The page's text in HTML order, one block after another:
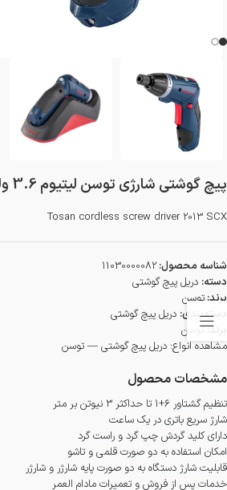
پیچ گوشتی شارژی توسن لیتیوم 3.6 ولت مدل 2013SCX
Tosan cordless screw driver 2013 SCX
شناسه محصول: 11030000082
دسته: دریل پیچ گوشتی
برند:توسن
دسته‌بندی: دریل پیچ گوشتی
برند: توسن
مشاهده انواع: دریل پیچ گوشتی — توسن
مشخصات محصول
تنظیم گشتاور 6+1 تا حداکثر 3 نیوتن بر متر
شارژ سریع باتری در یک ساعت
دارای کلید گردش چپ گرد و راست گرد
امکان استفاده به دو صورت قلمی و تاشو
قابلیت شارژ دستگاه به دو صورت پایه شارژر و شارژر
خدمات پس از فروش و تعمیرات مادام العمر